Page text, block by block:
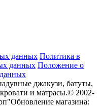
данных Политика в
данных Положение о
джакузи, батуты,
и матрасы.© 2002-
Обновление магазина: